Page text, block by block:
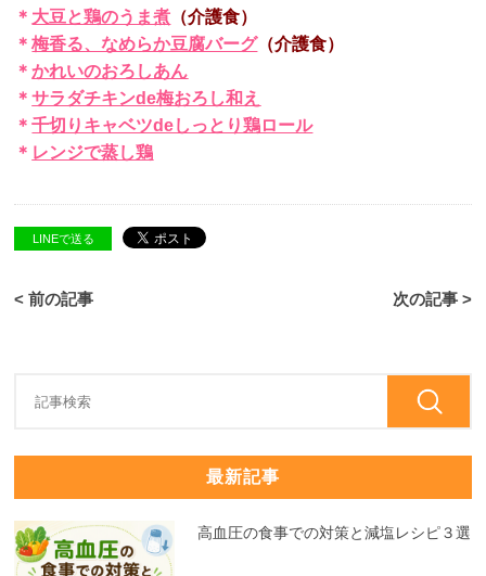
＊ 大豆と鶏のうま煮 （介護食）
＊梅香る、なめらか豆腐バーグ（介護食）
＊かれいのおろしあん
＊サラダチキンde梅おろし和え
＊千切りキャベツdeしっとり鶏ロール
＊ レンジで蒸し鶏
LINEで送る
< 前の記事 次の記事 >
最新記事
高血圧の食事での対策と減塩レシピ３選